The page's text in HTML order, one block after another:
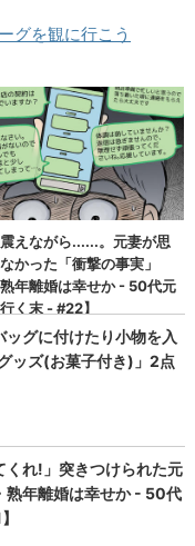
グを観に行こう